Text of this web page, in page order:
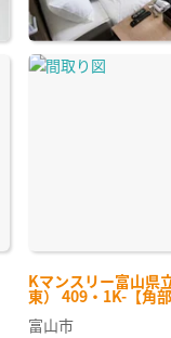
Kマンスリー富山県
東） 409・1K-【角
富山市